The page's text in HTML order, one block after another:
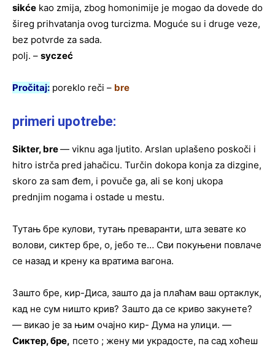
sikće kao zmija, zbog homonimije je mogao da dovede do
šireg prihvatanja ovog turcizma. Moguće su i druge veze,
bez potvrde za sada.
polj. – syczeć
Pročitaj: poreklo reči – bre
primeri upotrebe:
Sikter, bre— viknu aga ljutito. Arslan uplašeno poskoči i
hitro istrča pred jahačicu. Turčin dokopa konja za dizgine,
skoro za sam đem, i povuče ga, ali se konj ukopa
prednjim nogama i ostade u mestu.
Тутањ бре кулови, тутањ преваранти, шта зевате ко
волови, сиктер бре, о, јебо те… Сви покуњени повлаче
се назад и крену ка вратима вагона.
Зашто бре, кир-Диса, зашто да ја плаћам ваш ортаклук,
кад не сум ништо крив? Зашто да се криво закунете?
— викао је за њим очајно кир- Дума на улици. —
Сиктер, бре, псето ; жену ми украдосте, па сад хоћеш